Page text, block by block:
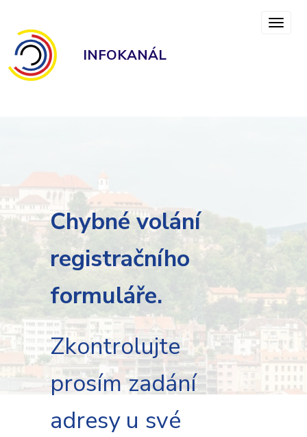
INFOKANÁL
Chybné volání
registračního
formuláře.
Zkontrolujte
prosím zadání
adresy u své